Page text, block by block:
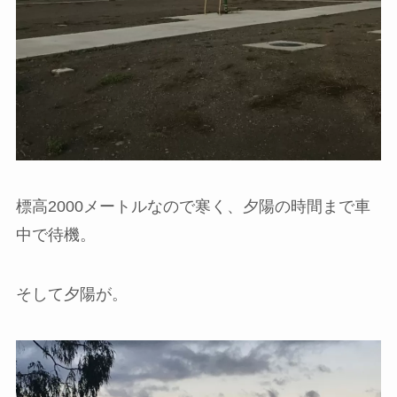
標高2000メートルなので寒く、夕陽の時間まで車
中で待機。
そして夕陽が。